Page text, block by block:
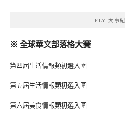
FLY 大事紀
※ 全球華文部落格大賽
第四屆生活情報類初選入圍
第五屆生活情報類初選入圍
第六屆美食情報類初選入圍